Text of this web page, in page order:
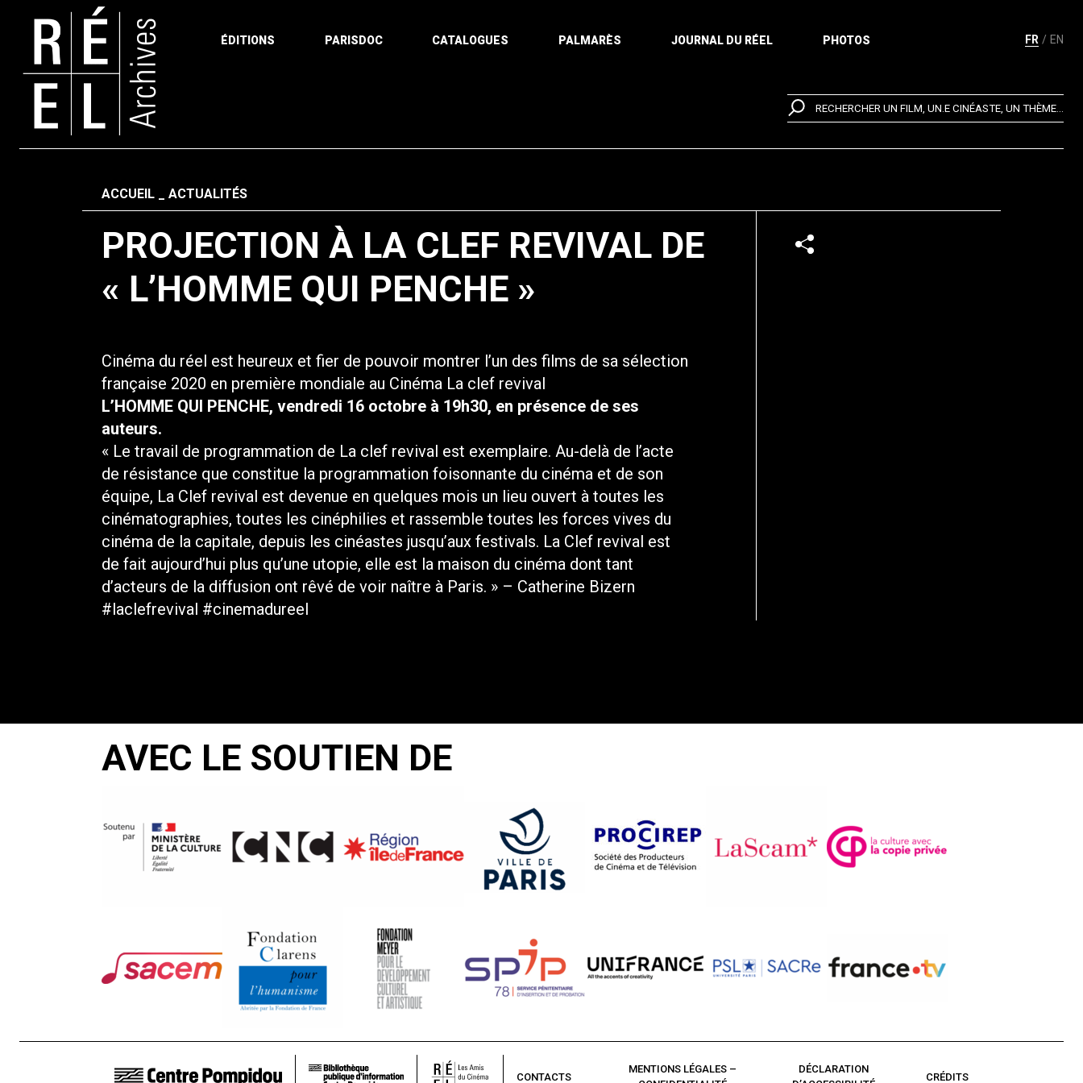
FR EN
ÉDITIONS PARISDOC CATALOGUES PALMARÈS JOURNAL DU RÉEL PHOTOS
RECHERCHER UN FILM, UN.E CINÉASTE, UN THÈME...
Fil d'ariane
ACCUEIL ACTUALITÉS
PROJECTION À LA CLEF REVIVAL DE
« L’HOMME QUI PENCHE »
Cinéma du réel est heureux et fier de pouvoir montrer l’un des films de sa sélection
française 2020 en première mondiale au Cinéma La clef revival
L’HOMME QUI PENCHE, vendredi 16 octobre à 19h30, en présence de ses
auteurs.
« Le travail de programmation de La clef revival est exemplaire. Au-delà de l’acte
de résistance que constitue la programmation foisonnante du cinéma et de son
équipe, La Clef revival est devenue en quelques mois un lieu ouvert à toutes les
cinématographies, toutes les cinéphilies et rassemble toutes les forces vives du
cinéma de la capitale, depuis les cinéastes jusqu’aux festivals. La Clef revival est
de fait aujourd’hui plus qu’une utopie, elle est la maison du cinéma dont tant
d’acteurs de la diffusion ont rêvé de voir naître à Paris. » – Catherine Bizern
#laclefrevival #cinemadureel
AVEC LE SOUTIEN DE
LIENS DE BAS DE PAGE CONTACTS
MENTIONS LÉGALES –
DÉCLARATION
CRÉDITS